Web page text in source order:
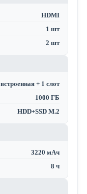
HDMI
1 шт
2 шт
встроенная + 1 слот
1000 ГБ
HDD+SSD M.2
3220 мАч
8 ч